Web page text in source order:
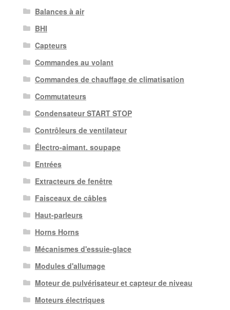
Balances à air
BHI
Capteurs
Commandes au volant
Commandes de chauffage de climatisation
Commutateurs
Condensateur START STOP
Contrôleurs de ventilateur
Électro-aimant. soupape
Entrées
Extracteurs de fenêtre
Faisceaux de câbles
Haut-parleurs
Horns Horns
Mécanismes d'essuie-glace
Modules d'allumage
Moteur de pulvérisateur et capteur de niveau
Moteurs électriques